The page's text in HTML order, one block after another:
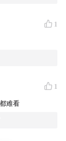
1
1
难看